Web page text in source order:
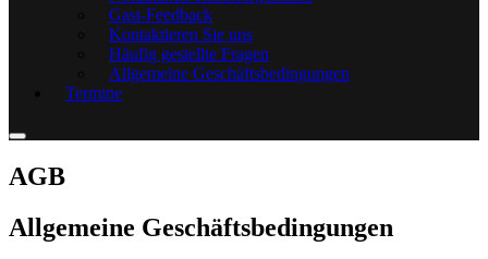
Gast-Feedback
Kontaktieren Sie uns
Häufig gestellte Fragen
Allgemeine Geschäftsbedingungen
Termine
AGB
Allgemeine Geschäftsbedingungen